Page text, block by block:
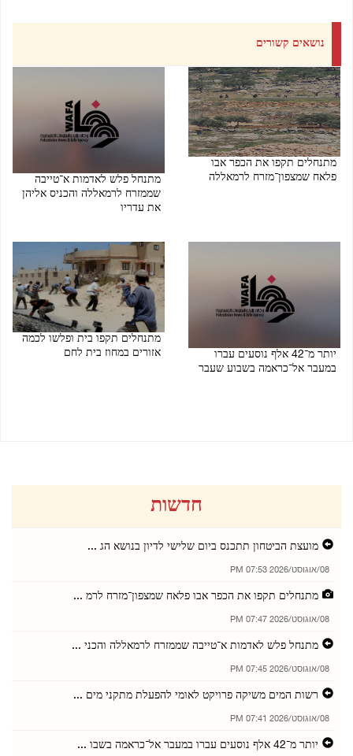
נושאים קשורים
מתנחלים תקפו את הכפר אבו
פלאח שמצפון־מזרח לרמאללה
מתנחל פלש לאדמות א־טייבה
שממזרח לרמאללה והכניס אליהן
את עדריו
יותר מ־42 אלף נוסעים עברו
במעבר אל־כראמה בשבוע שעבר
מתנחלים תקפו בית ופלשו לכמה
אזורים במחוז בית לחם
חדשות
מועצת הביטחון תתכנס ביום שלישי לדיון בנושא הג ...
08/אוגוסט/2026 07:53 PM
מתנחלים תקפו את הכפר אבו פלאח שמצפון־מזרח לרמ ...
08/אוגוסט/2026 07:47 PM
מתנחל פלש לאדמות א־טייבה שממזרח לרמאללה והכני ...
08/אוגוסט/2026 07:45 PM
רשות המים משיקה פרויקט לאומי להפעלת מתקני מים ...
08/אוגוסט/2026 07:41 PM
יותר מ־42 אלף נוסעים עברו במעבר אל־כראמה בשבו ...